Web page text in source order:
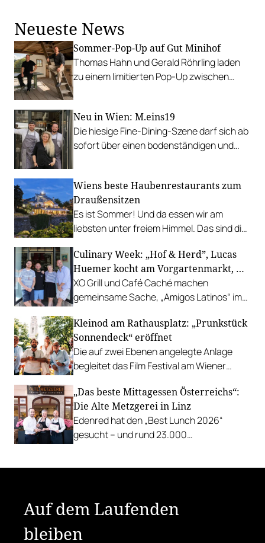
Neueste News
Sommer-Pop-Up auf Gut Minihof
Thomas Hahn und Gerald Röhrling laden
zu einem limitierten Pop-Up zwischen
Neu in Wien: M.eins19
Die hiesige Fine-Dining-Szene darf sich ab
sofort über einen bodenständigen und
Wiens beste Haubenrestaurants zum
Draußensitzen
Es ist Sommer! Und da essen wir am
liebsten unter freiem Himmel. Das sind die
Gastgarten.
Culinary Week: „Hof & Herd”, Lucas
Huemer kocht am Vorgartenmarkt, …
XO Grill und Café Caché machen
gemeinsame Sache, „Amigos Latinos“ im
Richard Rauch kocht in der Riederalm
u.v.m.
Kleinod am Rathausplatz: „Prunkstück
Sonnendeck“ eröffnet
Die auf zwei Ebenen angelegte Anlage
begleitet das Film Festival am Wiener
mit Cocktails, Snacks und
Veranstaltungsprogramm.
„Das beste Mittagessen Österreichs“:
Die Alte Metzgerei in Linz
Edenred hat den „Best Lunch 2026“
gesucht – und rund 23.000
Auf dem Laufenden
bleiben